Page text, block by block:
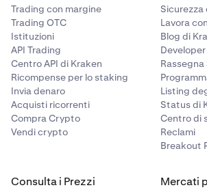
Trading con margine
Trading OTC
Istituzioni
API Trading
Centro API di Kraken
Ricompense per lo staking
Invia denaro
Acquisti ricorrenti
Compra Crypto
Vendi crypto
Sicurezza
Lavora
Blog di
Listing
Status di
Centro di
Reclami
Breakout
Consulta i Prezzi Mercati